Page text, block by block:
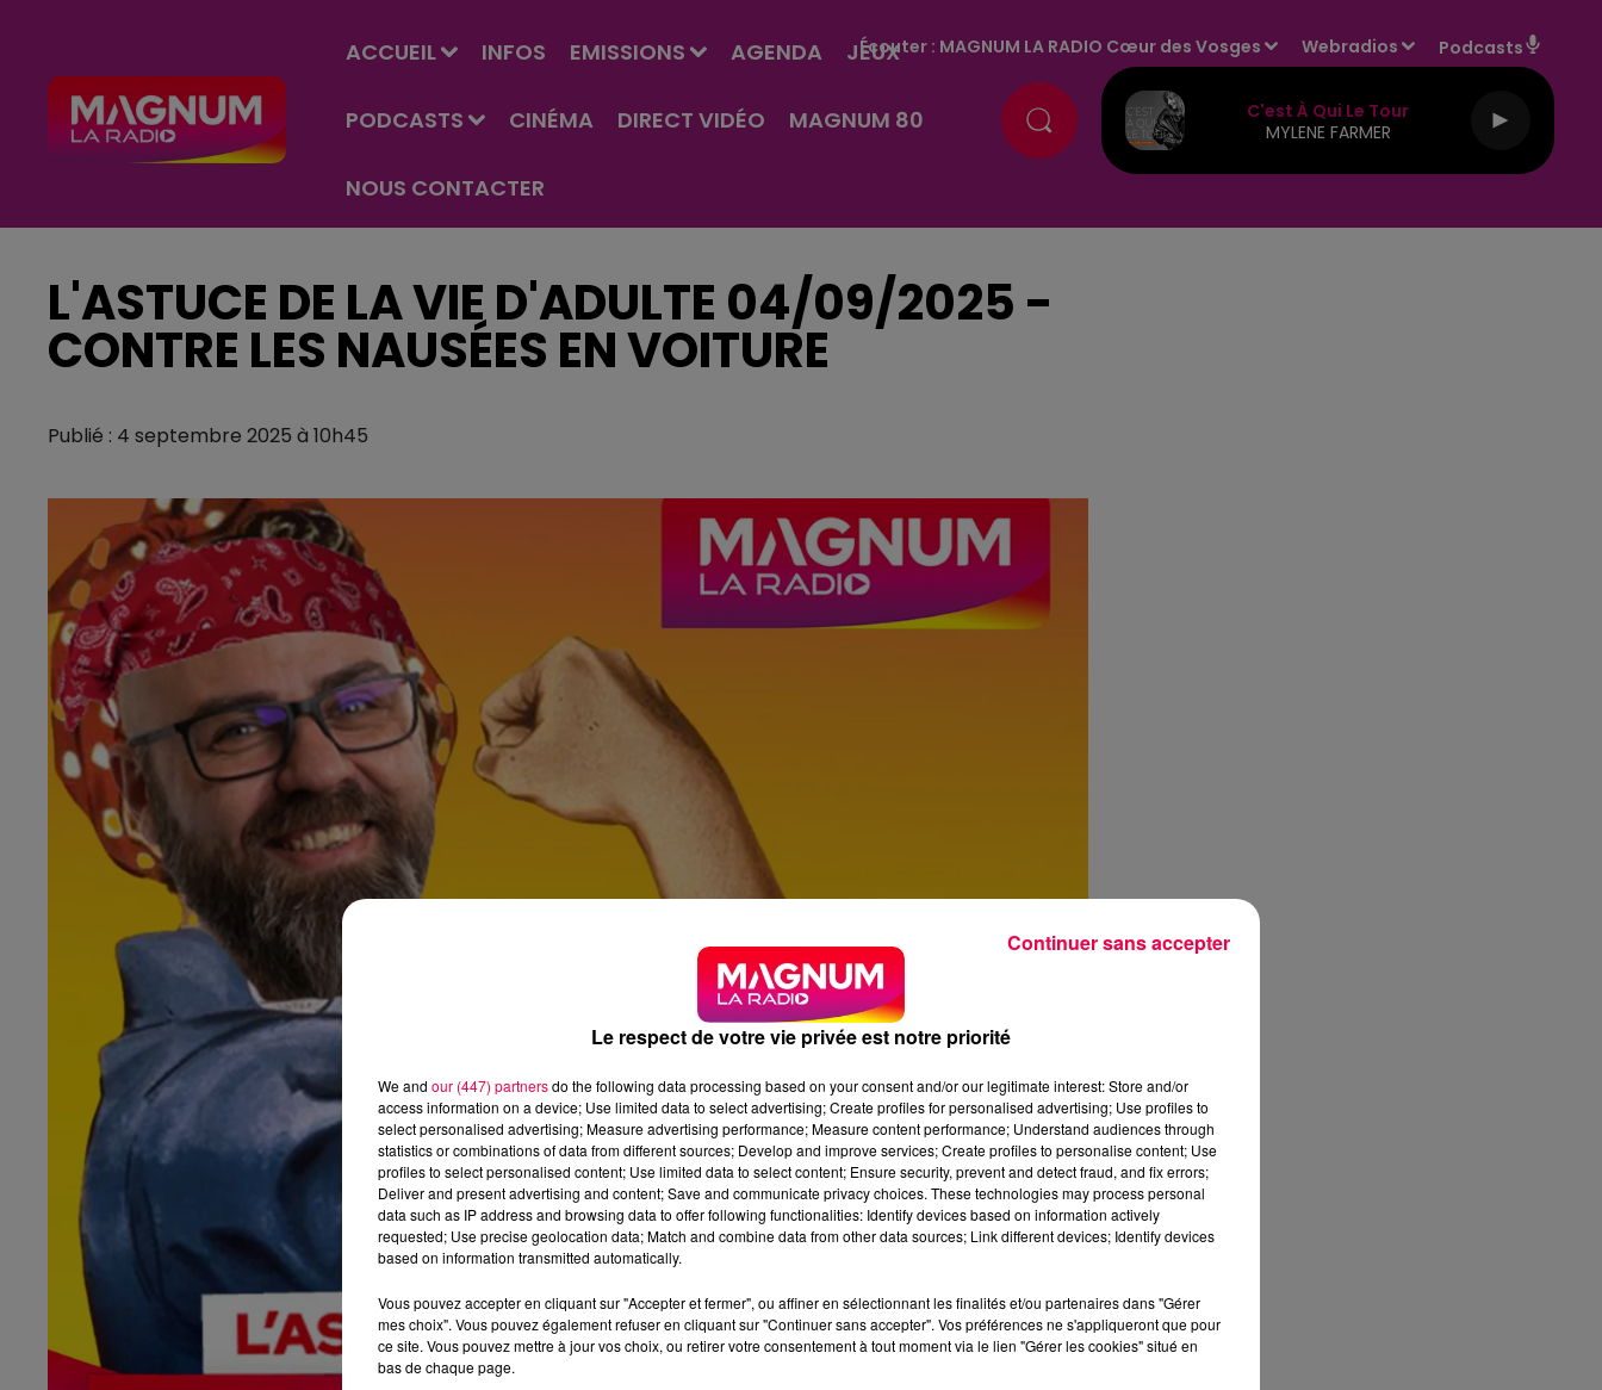
ACCUEIL INFOS EMISSIONS AGENDA JEUX
PODCASTS CINÉMA DIRECT VIDÉO MAGNUM 80
NOUS CONTACTER
Écouter : MAGNUM LA RADIO Cœur des Vosges Webradios Podcasts
C'est À Qui Le Tour
MYLENE FARMER
L'ASTUCE DE LA VIE D'ADULTE 04/09/2025 -
CONTRE LES NAUSÉES EN VOITURE
Publié : 4 septembre 2025 à 10h45
Le respect de votre vie privée est notre priorité
We and our (447) partnersdo the following data processing based on your consent and/or our legitimate interest: Store and/or
access information on a device; Use limited data to select advertising; Create profiles for personalised advertising; Use profiles to
select personalised advertising; Measure advertising performance; Measure content performance; Understand audiences through
statistics or combinations of data from different sources; Develop and improve services; Create profiles to personalise content; Use
profiles to select personalised content; Use limited data to select content; Ensure security, prevent and detect fraud, and fix errors;
Deliver and present advertising and content; Save and communicate privacy choices. These technologies may process personal
data such as IP address and browsing data to offer following functionalities: Identify devices based on information actively
requested; Use precise geolocation data; Match and combine data from other data sources; Link different devices; Identify devices
based on information transmitted automatically.
Vous pouvez accepter en cliquant sur "Accepter et fermer", ou affiner en sélectionnant les finalités et/ou partenaires dans "Gérer
mes choix". Vous pouvez également refuser en cliquant sur "Continuer sans accepter". Vos préférences ne s'appliqueront que pour
ce site. Vous pouvez mettre à jour vos choix, ou retirer votre consentement à tout moment via le lien "Gérer les cookies" situé en
bas de chaque page.
Continuer sans accepter